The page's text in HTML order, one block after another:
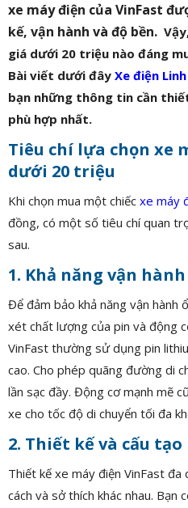
xe máy điện của VinFast
kế, vận hành và độ bền.
giá dưới 20 triệu nào đáng
Bài viết dưới đây Xe điện
bạn những thông tin cần
phù hợp nhất.
Tiêu chí lựa chọn xe
dưới 20 triệu
Khi chọn mua một chiếc xe máy
đồng, có một số tiêu chí quan
sau.
1. Khả năng vận hành
Để đảm bảo khả năng vận hành
xét chất lượng của pin và động
VinFast thường sử dụng pin
cao. Cho phép quãng đường di
lần sạc đầy. Động cơ mạnh mẽ
xe cho tốc độ di chuyển tối đa
2. Thiết kế và cấu tạo
Thiết kế xe máy điện VinFast
cách và sở thích khác nhau. Bạn